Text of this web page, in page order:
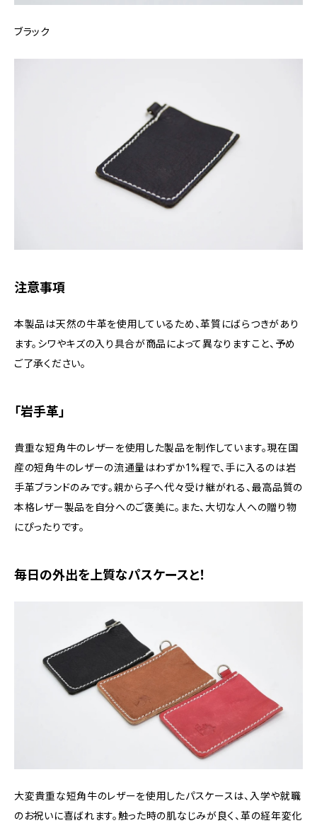
ブラック
注意事項
本製品は天然の牛革を使用しているため、革質にばらつきがあり
ます。シワやキズの入り具合が商品によって異なりますこと、予め
ご了承ください。
「岩手革」
貴重な短角牛のレザーを使用した製品を制作しています。現在国
産の短角牛のレザーの流通量はわずか1%程で、手に入るのは岩
手革ブランドのみです。親から子へ代々受け継がれる、最高品質の
本格レザー製品を自分へのご褒美に。また、大切な人への贈り物
にぴったりです。
毎日の外出を上質なパスケースと！
大変貴重な短角牛のレザーを使用したパスケースは、入学や就職
のお祝いに喜ばれます。触った時の肌なじみが良く、革の経年変化